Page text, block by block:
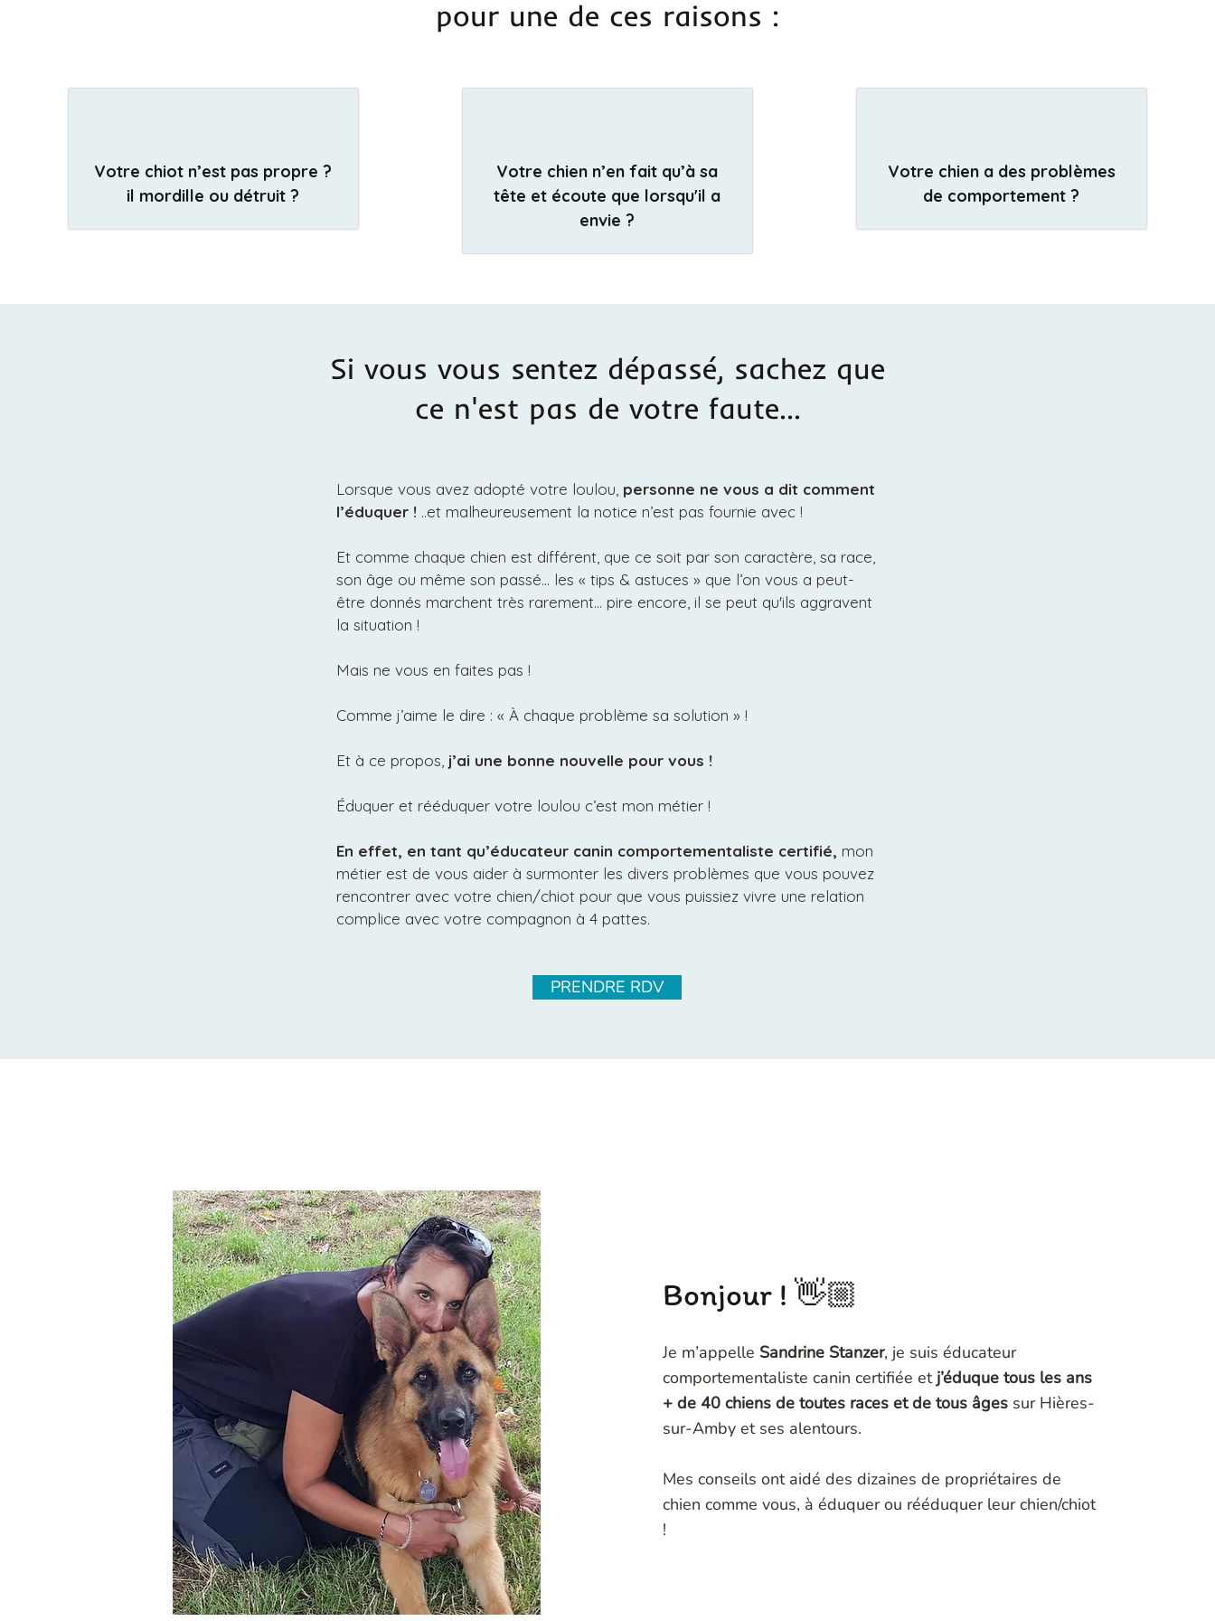
pour une de ces raisons :
Votre chiot n’est pas propre ?
il mordille ou détruit ?
Votre chien n’en fait qu’à sa
tête et écoute que lorsqu'il a
envie ?
Votre chien a des problèmes
de comportement ?
Si vous vous sentez dépassé, sachez que
ce n'est pas de votre faute…
Lorsque vous avez adopté votre loulou, personne ne vous a dit comment
l’éduquer ! ..et malheureusement la notice n’est pas fournie avec !
Et comme chaque chien est différent, que ce soit par son caractère, sa race,
son âge ou même son passé… les « tips & astuces » que l’on vous a peut-
être donnés marchent très rarement… pire encore, il se peut qu'ils aggravent
la situation !
Mais ne vous en faites pas !
Comme j’aime le dire : « À chaque problème sa solution » !
Et à ce propos, j’ai une bonne nouvelle pour vous !
Éduquer et rééduquer votre loulou c’est mon métier !
En effet, en tant qu’éducateur canin comportementaliste certifié, mon
métier est de vous aider à surmonter les divers problèmes que vous pouvez
rencontrer avec votre chien/chiot pour que vous puissiez vivre une relation
complice avec votre compagnon à 4 pattes.
PRENDRE RDV
Bonjour ! 👋🏼
Je m’appelle Sandrine Stanzer, je suis éducateur
comportementaliste canin certifiée et j’éduque tous les ans
+ de 40 chiens de toutes races et de tous âges sur Hières-
sur-Amby et ses alentours.
Mes conseils ont aidé des dizaines de propriétaires de
chien comme vous, à éduquer ou rééduquer leur chien/chiot
!